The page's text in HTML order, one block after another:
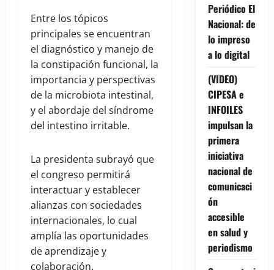
Entre los tópicos
principales se encuentran
el diagnóstico y manejo de
la constipación funcional, la
importancia y perspectivas
de la microbiota intestinal,
y el abordaje del síndrome
del intestino irritable.
La presidenta subrayó que
el congreso permitirá
interactuar y establecer
alianzas con sociedades
internacionales, lo cual
amplía las oportunidades
de aprendizaje y
colaboración.
Periódico El
Nacional: de
lo impreso
a lo digital
(VIDEO)
CIPESA e
INFOILES
impulsan la
primera
iniciativa
nacional de
comunicaci
ón
accesible
en salud y
periodismo